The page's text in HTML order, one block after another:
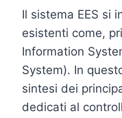
Il sistema EES si
esistenti come,
Information
System). In
sintesi dei
dedicati al